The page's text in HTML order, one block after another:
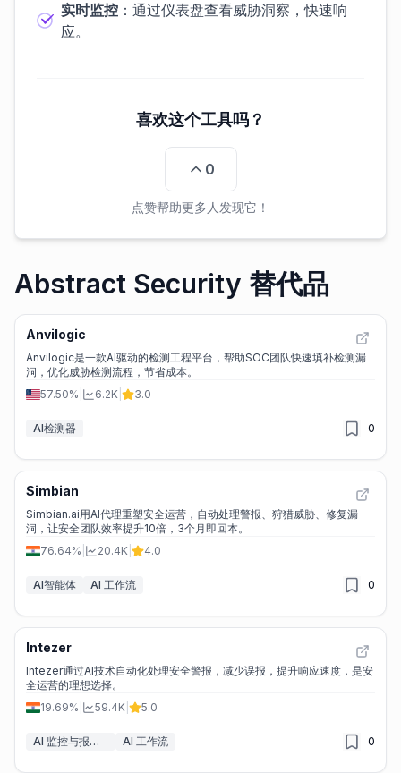
实时监控 ：通过仪表盘查看威胁洞察，快速响
应。
喜欢这个工具吗？
0
点赞帮助更多人发现它！
Abstract Security 替代品
Anvilogic
Anvilogic是一款AI驱动的检测工程平台，帮助SOC团队快速填补检测漏
洞，优化威胁检测流程，节省成本。
57.50%
6.2K 3.0
AI检测器 0
Simbian
Simbian.ai用AI代理重塑安全运营，自动处理警报、狩猎威胁、修复漏
洞，让安全团队效率提升10倍，3个月即回本。
76.64%
20.4K 4.0
AI智能体 AI 工作流 0
Intezer
Intezer通过AI技术自动化处理安全警报，减少误报，提升响应速度，是安
全运营的理想选择。
19.69%
59.4K 5.0
AI 监控与报告生成器 AI 工作流 0